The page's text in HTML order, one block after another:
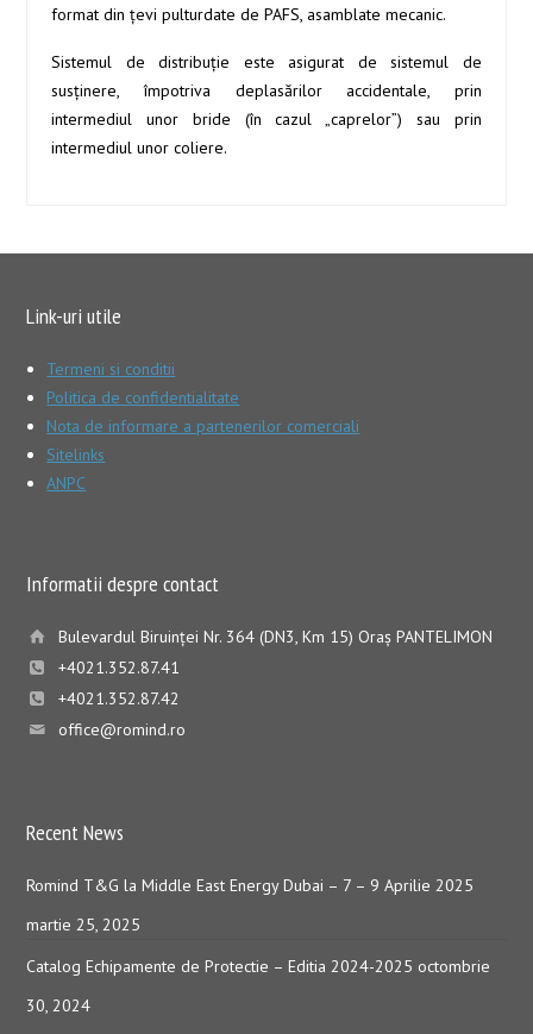
format din ţevi pulturdate de PAFS, asamblate mecanic.
Sistemul de distribuţie este asigurat de sistemul de
susţinere, împotriva deplasărilor accidentale, prin
intermediul unor bride (în cazul „caprelor”) sau prin
intermediul unor coliere.
Link-uri utile
Termeni si conditii
Politica de confidentialitate
Nota de informare a partenerilor comerciali
Sitelinks
ANPC
Informatii despre contact
Bulevardul Biruinţei Nr. 364 (DN3, Km 15) Oraş PANTELIMON
+4021.352.87.41
+4021.352.87.42
office@romind.ro
Recent News
Romind T&G la Middle East Energy Dubai – 7 – 9 Aprilie 2025
martie 25, 2025
Catalog Echipamente de Protectie – Editia 2024-2025 octombrie
30, 2024